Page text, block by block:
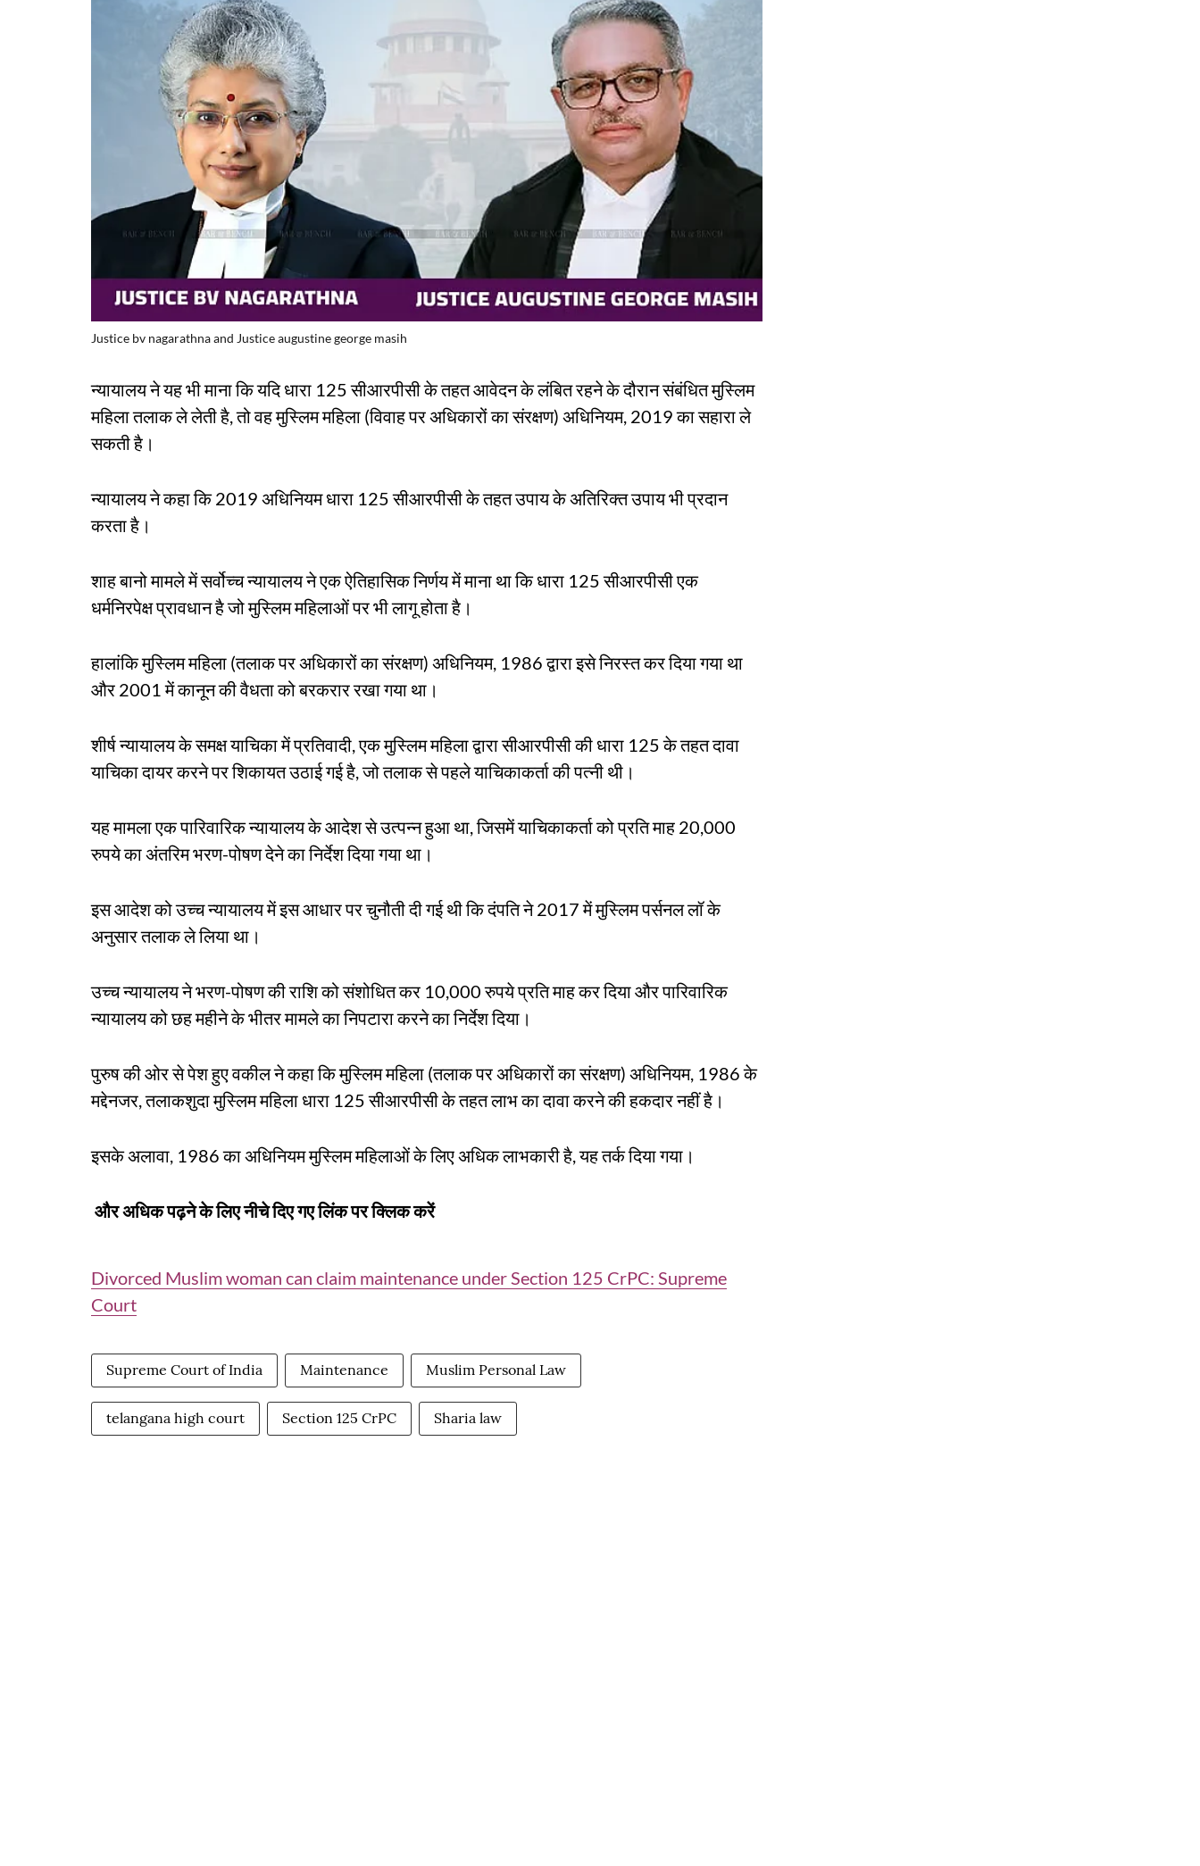
Justice bv nagarathna and Justice augustine george masih
न्यायालय ने यह भी माना कि यदि धारा 125 सीआरपीसी के तहत आवेदन के लंबित रहने के दौरान संबंधित मुस्लिम
महिला तलाक ले लेती है, तो वह मुस्लिम महिला (विवाह पर अधिकारों का संरक्षण) अधिनियम, 2019 का सहारा ले
सकती है।
न्यायालय ने कहा कि 2019 अधिनियम धारा 125 सीआरपीसी के तहत उपाय के अतिरिक्त उपाय भी प्रदान
करता है।
शाह बानो मामले में सर्वोच्च न्यायालय ने एक ऐतिहासिक निर्णय में माना था कि धारा 125 सीआरपीसी एक
धर्मनिरपेक्ष प्रावधान है जो मुस्लिम महिलाओं पर भी लागू होता है।
हालांकि मुस्लिम महिला (तलाक पर अधिकारों का संरक्षण) अधिनियम, 1986 द्वारा इसे निरस्त कर दिया गया था
और 2001 में कानून की वैधता को बरकरार रखा गया था।
शीर्ष न्यायालय के समक्ष याचिका में प्रतिवादी, एक मुस्लिम महिला द्वारा सीआरपीसी की धारा 125 के तहत दावा
याचिका दायर करने पर शिकायत उठाई गई है, जो तलाक से पहले याचिकाकर्ता की पत्नी थी।
यह मामला एक पारिवारिक न्यायालय के आदेश से उत्पन्न हुआ था, जिसमें याचिकाकर्ता को प्रति माह 20,000
रुपये का अंतरिम भरण-पोषण देने का निर्देश दिया गया था।
इस आदेश को उच्च न्यायालय में इस आधार पर चुनौती दी गई थी कि दंपति ने 2017 में मुस्लिम पर्सनल लॉ के
अनुसार तलाक ले लिया था।
उच्च न्यायालय ने भरण-पोषण की राशि को संशोधित कर 10,000 रुपये प्रति माह कर दिया और पारिवारिक
न्यायालय को छह महीने के भीतर मामले का निपटारा करने का निर्देश दिया।
पुरुष की ओर से पेश हुए वकील ने कहा कि मुस्लिम महिला (तलाक पर अधिकारों का संरक्षण) अधिनियम, 1986 के
मद्देनजर, तलाकशुदा मुस्लिम महिला धारा 125 सीआरपीसी के तहत लाभ का दावा करने की हकदार नहीं है।
इसके अलावा, 1986 का अधिनियम मुस्लिम महिलाओं के लिए अधिक लाभकारी है, यह तर्क दिया गया।
और अधिक पढ़ने के लिए नीचे दिए गए लिंक पर क्लिक करें
Divorced Muslim woman can claim maintenance under Section 125 CrPC: Supreme
Court
Supreme Court of India Maintenance Muslim Personal Law
telangana high court Section 125 CrPC Sharia law